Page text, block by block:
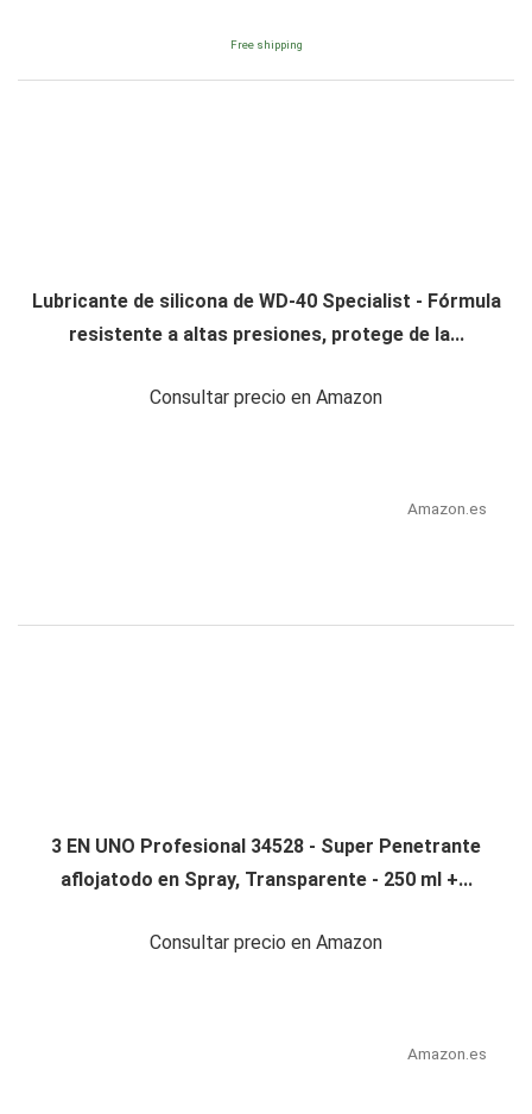
Free shipping
Lubricante de silicona de WD-40 Specialist - Fórmula
resistente a altas presiones, protege de la...
Consultar precio en Amazon
Amazon.es
3 EN UNO Profesional 34528 - Super Penetrante
aflojatodo en Spray, Transparente - 250 ml +...
Consultar precio en Amazon
Amazon.es